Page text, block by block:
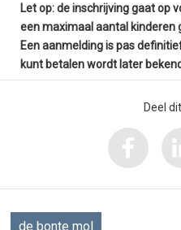
Let op: de inschrijving gaat op
een maximaal aantal kinderen
Een aanmelding is pas
kunt betalen wordt later
Deel
de bonte mol